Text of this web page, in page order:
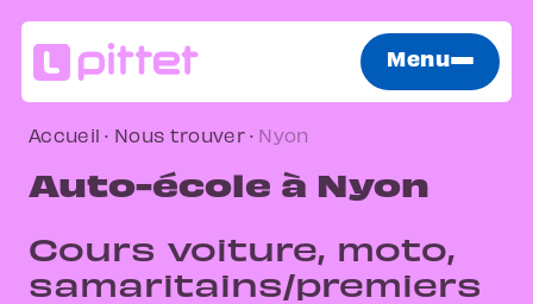
Menu
Accueil · Nous trouver · Nyon
Auto-école à Nyon
Cours voiture, moto,
samaritains/premiers